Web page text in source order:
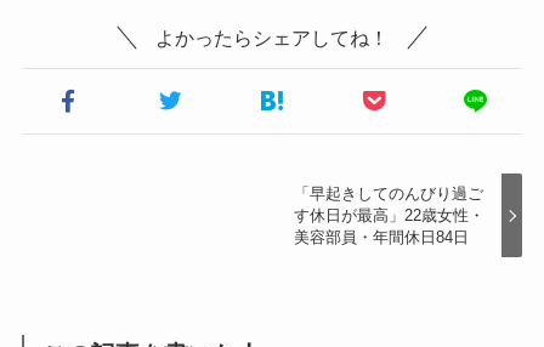
よかったらシェアしてね！
「早起きしてのんびり過ご
す休日が最高」22歳女性・
美容部員・年間休日84日